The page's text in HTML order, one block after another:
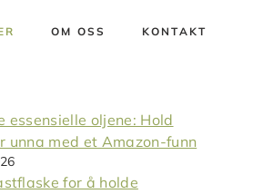
OM OSS KONTAKT
essensielle oljene: Hold
unna med et Amazon-funn
for å holde